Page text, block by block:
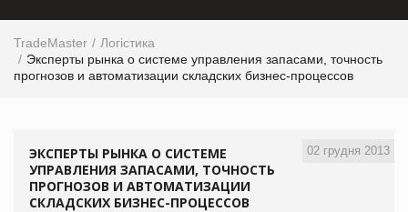
TradeMaster
Логістика
Эксперты рынка о системе управления запасами, точность
прогнозов и автоматизации складских бизнес-процессов
02 грудня 2013
ЭКСПЕРТЫ РЫНКА О СИСТЕМЕ
УПРАВЛЕНИЯ ЗАПАСАМИ, ТОЧНОСТЬ
ПРОГНОЗОВ И АВТОМАТИЗАЦИИ
СКЛАДСКИХ БИЗНЕС-ПРОЦЕССОВ